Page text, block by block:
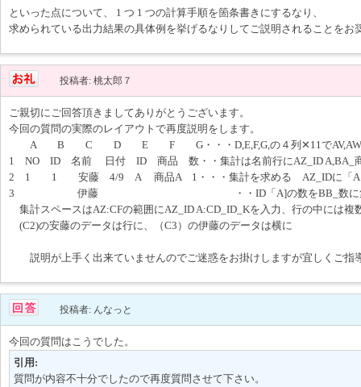
といった点について、 1 つ 1 つの計算手順を箇条書きにするなり、
求められている出力結果の具体例を挙げるなりしてご説明されることをお
投稿者: 桃太郎７
ご親切にご回答頂きましてありがとうございます。
今回の質問の実際のレイアウトで再度説明をします。
A B C D E F G・・・D,E,F,G,の４列✕11で
1 NO ID 名前 日付 ID 商品 数・・集計は名前行にAZ_ID A,BA_
2 1 1 安藤 4/9 A 商品A 1・・・集計を求める AZ_IDに「A」
3 伊藤 ・・ID「A]の数をBB_数に集計
集計スペースはAZ:CFの範囲にAZ_ID A:CD_ID_Kを入力、行の中には複
(C2)の安藤のデータは行に、（C3）の伊藤のデータは横に
説明が上手く出来ていませんのでご迷惑をお掛けしますが宜しくご指
投稿者: んなっと
今回の質問はこうでした。
引用:
質問が内容不十分でしたので再度質問させて下さい。